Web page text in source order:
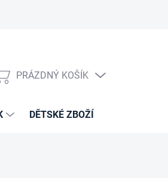
NÁKUPNÍ
PRÁZDNÝ KOŠÍK
DĚTSKÉ ZBOŽÍ